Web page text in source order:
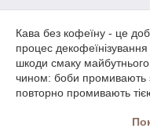
Кава без кофеїну - це
процес
шкоди смаку
чином: боби промивають
повторно промивають
Таким чином, зерна